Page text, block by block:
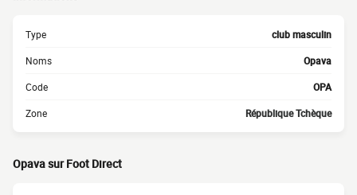
Type club masculin
Noms Opava
Code OPA
Zone République Tchèque
Opava sur Foot Direct